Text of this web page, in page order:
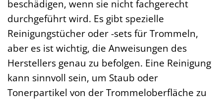
beschädigen, wenn sie nicht fachgerecht
durchgeführt wird. Es gibt spezielle
Reinigungstücher oder -sets für Trommeln,
aber es ist wichtig, die Anweisungen des
Herstellers genau zu befolgen. Eine Reinigung
kann sinnvoll sein, um Staub oder
Tonerpartikel von der Trommeloberfläche zu